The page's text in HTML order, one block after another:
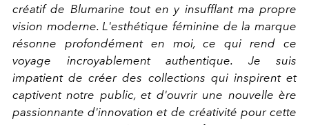
créatif de Blumarine tout en y insufflant ma propre
vision moderne. L'esthétique féminine de la marque
résonne profondément en moi, ce qui rend ce
voyage incroyablement authentique. Je suis
impatient de créer des collections qui inspirent et
captivent notre public, et d'ouvrir une nouvelle ère
passionnante d'innovation et de créativité pour cette